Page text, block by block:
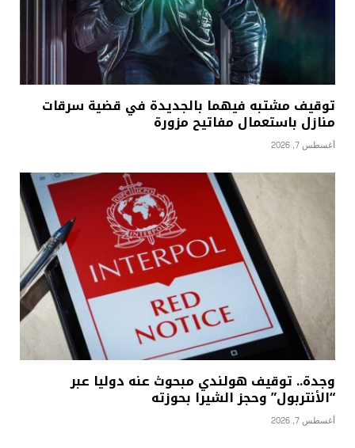
توقيف مشتبه فيهما بالجديدة في قضية سرقات
منازل باستعمال مفاتيح مزورة
أغسطس 7, 2026
وجدة.. توقيف هولندي مبحوث عنه دوليا عبر
“الأنتربول” وحجز الشيرا بحوزته
أغسطس 7, 2026